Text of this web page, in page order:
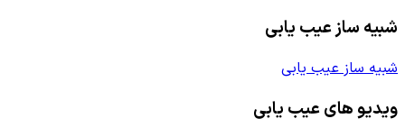
شبیه ساز عیب یابی
شبیه ساز عیب یابی
ویدیو های عیب یابی